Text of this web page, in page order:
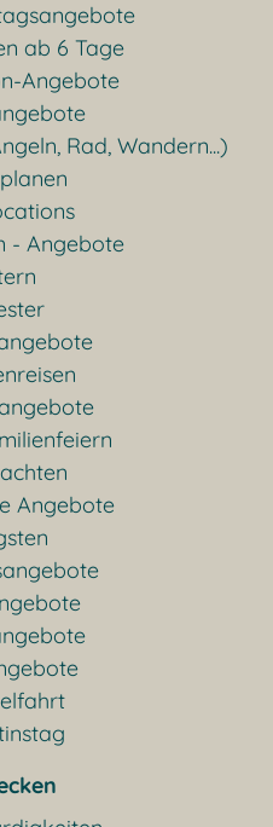
ab 6 Tage
Angebote
Rad, Wandern...)
- Angebote
Angebote